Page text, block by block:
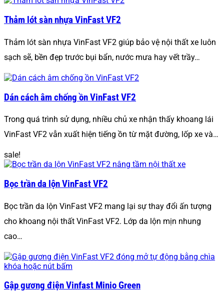
Thảm lót sàn nhựa VinFast VF2
Thảm lót sàn nhựa VinFast VF2 giúp bảo vệ nội thất xe luôn
sạch sẽ, bền đẹp trước bụi bẩn, nước mưa hay vết trầy…
Dán cách âm chống ồn VinFast VF2
Trong quá trình sử dụng, nhiều chủ xe nhận thấy khoang lái
VinFast VF2 vẫn xuất hiện tiếng ồn từ mặt đường, lốp xe và…
sale!
Bọc trần da lộn VinFast VF2
Bọc trần da lộn VinFast VF2 mang lại sự thay đổi ấn tượng
cho khoang nội thất VinFast VF2. Lớp da lộn mịn nhung
cao…
Gập gương điện Vinfast Minio Green